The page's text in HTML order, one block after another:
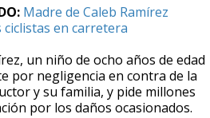
Madre de Caleb Ramírez
en carretera
un niño de ocho años de edad
por negligencia en contra de la
y su familia, y pide millones
por los daños ocasionados.